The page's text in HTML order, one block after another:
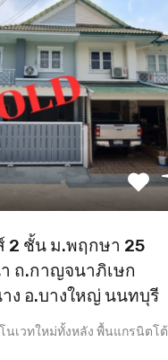
2 ชั้น ม.พฤกษา 25
ถ.กาญจนาภิเษก
ง อ.บางใหญ่ นนทบุรี
นเวทใหม่ทั้งหลัง พื้นแกรนิตโต้